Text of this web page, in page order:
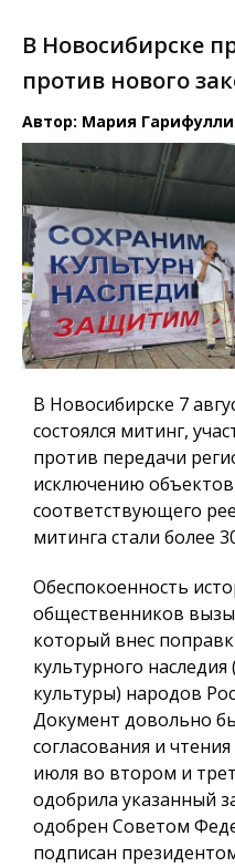
В Новосибирске
против нового
Автор: Мария
В Новосибирске 7
состоялся митинг,
против передачи
исключению объектов
соответствующего
митинга стали более
Обеспокоенность
общественников
который внес
культурного
культуры) народов
Документ довольно
согласования и
июля во втором и
одобрила указанный
одобрен Советом
подписан